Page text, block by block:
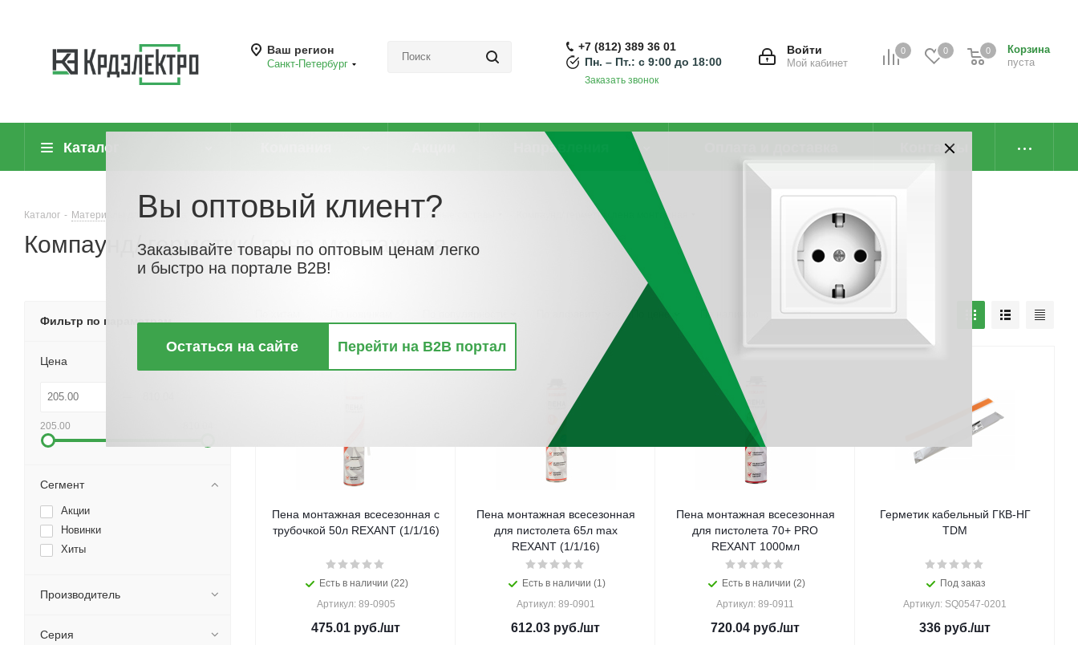
Ваш регион
Санкт-Петербург
0 0
Корзина
пуста
0
Войти
Мой кабинет
+7 (812) 389 36 01
Пн. – Пт.: с 9:00 до 18:00
Заказать звонок
Каталог Направления Контакты
Каталог - Материалы для монтажа - Аэрозоли, смазочные, герметизирующие и защитные составы Компаунд/ герметик/ пена монтажная
Компаунд/ герметик/ пена монтажная
По цене По наличию
Пена монтажная всесезонная с
трубочкой 50л REXANT (1/1/16)
Есть в наличии (22)
Артикул: 89-0905
475.01 руб./шт
Пена монтажная всесезонная
для пистолета 65л max
REXANT (1/1/16)
Есть в наличии (1)
Артикул: 89-0901
612.03 руб./шт
Пена монтажная всесезонная
для пистолета 70+ PRO
REXANT 1000мл
Есть в наличии (2)
Артикул: 89-0911
720.04 руб./шт
Герметик кабельный ГКВ-НГ
TDM
Под заказ
Артикул: SQ0547-0201
336 руб./шт
Фильтр по параметрам
Цена
205.00
Сегмент
Акции
Новинки
Хиты
Производитель
Серия
Вы оптовый клиент?
Заказывайте товары по оптовым ценам легко
и быстро на портале B2B!
Остаться на сайте Перейти на B2B портал